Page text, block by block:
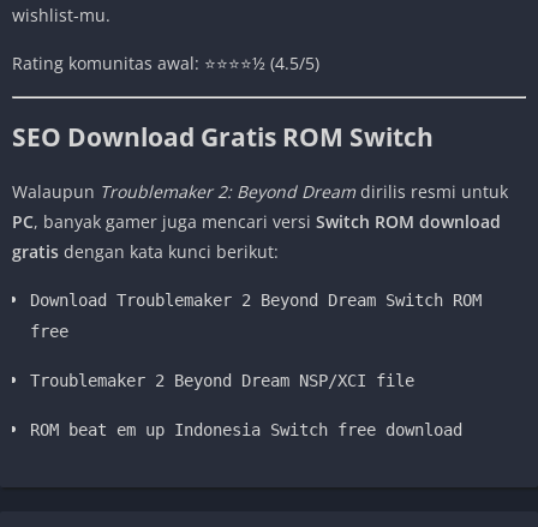
wishlist-mu.
Rating komunitas awal: ⭐⭐⭐⭐½ (4.5/5)
SEO Download Gratis ROM Switch
Walaupun Troublemaker 2: Beyond Dream dirilis resmi untuk
PC, banyak gamer juga mencari versi Switch ROM download
gratis dengan kata kunci berikut:
Download Troublemaker 2 Beyond Dream Switch ROM
free
Troublemaker 2 Beyond Dream NSP/XCI file
ROM beat em up Indonesia Switch free download